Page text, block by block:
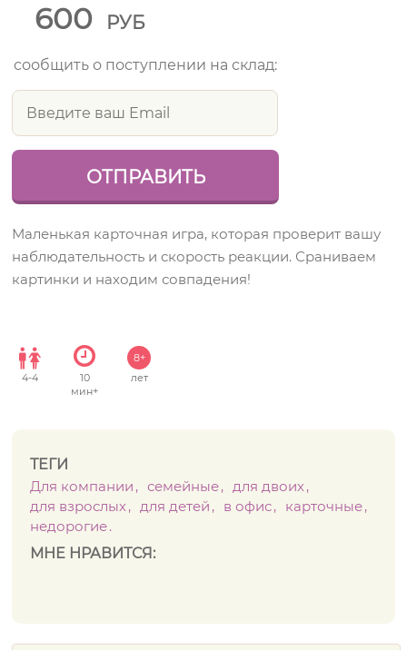
600 РУБ
сообщить о поступлении на склад:
Маленькая карточная игра, которая проверит вашу
наблюдательность и скорость реакции. Сраниваем
картинки и находим совпадения!
4-4
10
мин+
8+
лет
ТЕГИ
Для компании
семейные
для двоих
для взрослых
для детей в офис
карточные
недорогие
МНЕ НРАВИТСЯ: